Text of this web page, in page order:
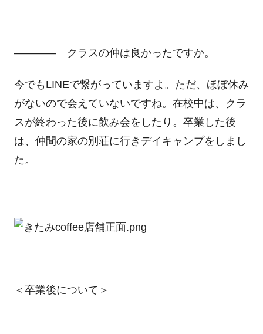
―――― クラスの仲は良かったですか。
今でもLINEで繋がっていますよ。ただ、ほぼ休み
がないので会えていないですね。在校中は、クラ
スが終わった後に飲み会をしたり。卒業した後
は、仲間の家の別荘に行きデイキャンプをしまし
た。
＜卒業後について＞